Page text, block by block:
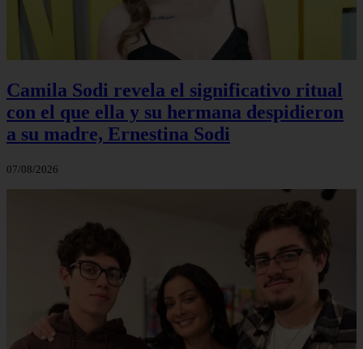
Camila Sodi revela el significativo ritual
con el que ella y su hermana despidieron
a su madre, Ernestina Sodi
07/08/2026